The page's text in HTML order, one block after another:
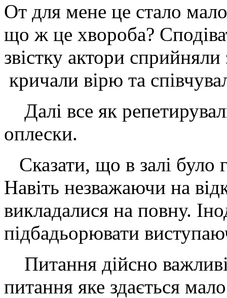
От для мене це стало
що ж це хвороба?
звістку актори
кричали вірю та
Далі все як
оплески.
Сказати, що в залі було
Навіть незважаючи на
викладалися на повну.
підбадьорювати
Питання дійсно
питання яке здається